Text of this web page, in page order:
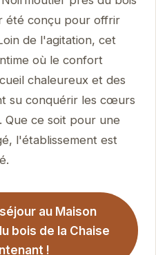
été conçu pour offrir
de l'agitation, cet
où le confort
chaleureux et des
su conquérir les cœurs
Que ce soit pour une
l'établissement est
au Maison
bois de la Chaise
!